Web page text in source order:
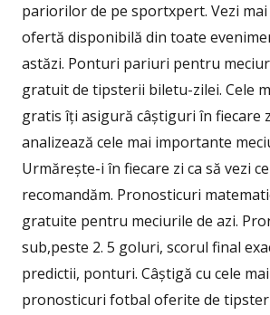
pariorilor de pe sportxpert. Vezi
ofertă disponibilă din toate
astăzi. Ponturi pariuri pentru
gratuit de tipsterii biletu-zilei. Cele
gratis îți asigură câștiguri în fiecare
analizează cele mai importante
Urmărește-i în fiecare zi ca să vezi
recomandăm. Pronosticuri
gratuite pentru meciurile de azi.
sub,peste 2. 5 goluri, scorul final
predictii, ponturi. Câștigă cu cele
pronosticuri fotbal oferite de